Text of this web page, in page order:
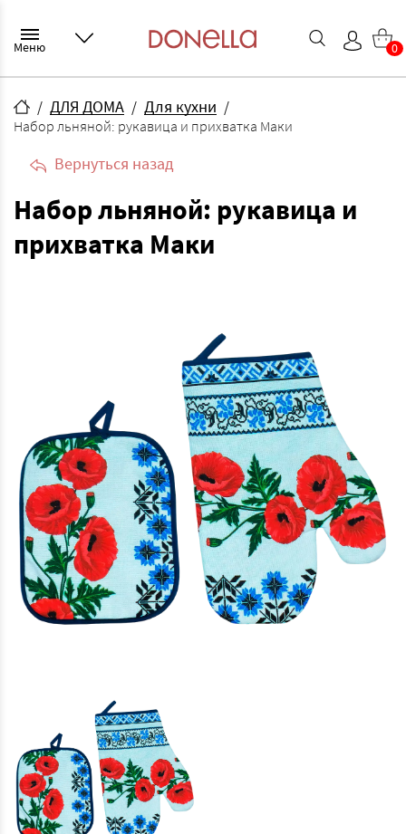
Меню 0
ДЛЯ ДОМА Для кухни
Набор льняной: рукавица и прихватка Маки
Вернуться назад
Набор льняной: рукавица и
прихватка Маки